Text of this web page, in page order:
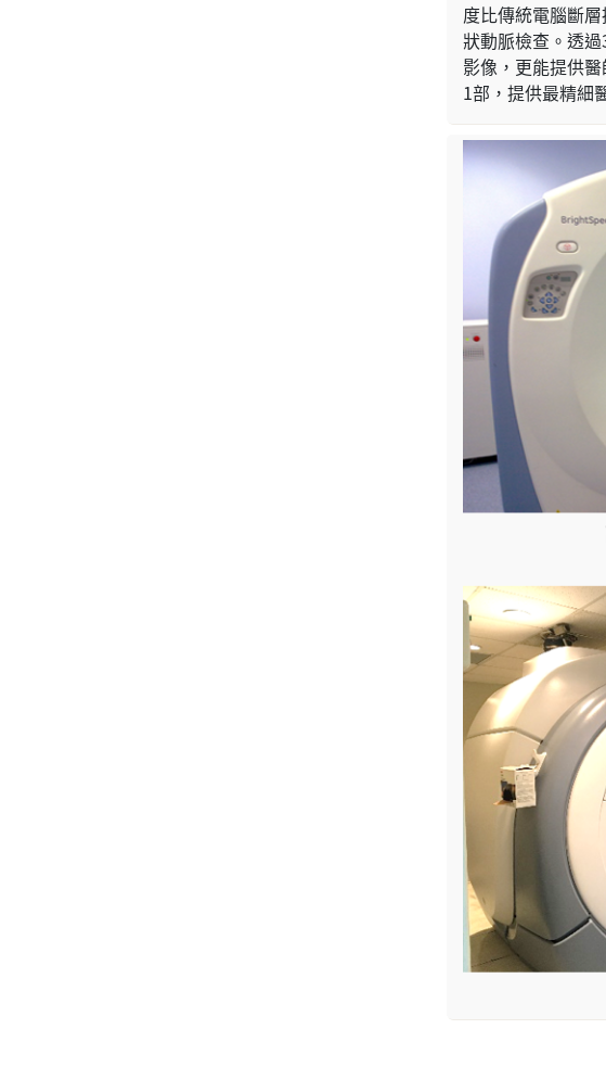
度比傳統電腦斷
狀動脈檢查。透
影像，更能提供
1部，提供最精細